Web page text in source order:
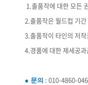
1.출품작에 대한 모든
2.출품작은 월드컵 기
3.출품작이 타인의 저
4.경품에 대한 제세공
● 문의 : 010-4860-